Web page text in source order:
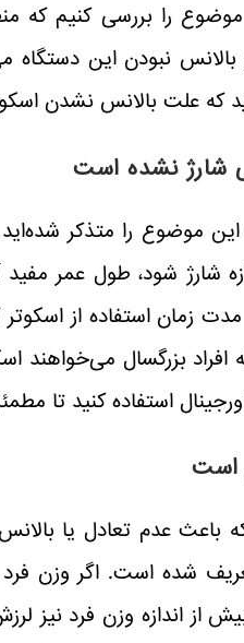
موضوع را بررسی کنیم که
نبودن این دستگاه
نشدن اسکوتر برقی چیست. به طور کلی ۵ عامل
شارژ نشده است
موضوع را متذکر
شارژ شود، طول عمر
مدت زمان استفاده از
بزرگسال می‌خواهند
استفاده کنید تا
است
باعث عدم تعادل یا
شده است. اگر وزن فرد
از اندازه وزن فرد نیز